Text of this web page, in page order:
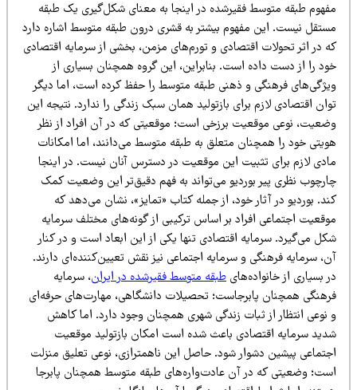
طبقه متوسط فقیرشده در اینجا به معنای شکل‌گیری یک طبقه
نیست. این مفهوم بیشتر به قشری درون طبقه متوسط اشاره دارد
در اثر تحولات اقتصادی و تورم‌های مزمن، بخشی از سرمایه اقتصادی
را از دست داده است. بنابراین، این گروه همچنان بسیاری از
فرهنگی و ذهنی طبقه متوسط را حفظ کرده است، اما دیگر
اقتصادی لازم برای بازتولید همان سبک زندگی را ندارد. نتیجه این
نوعی موقعیت برزخی است؛ موقعیتی که در آن افراد از نظر
خود را همچنان متعلق به طبقه متوسط می‌دانند، اما امکانات
لازم برای تثبیت این موقعیت در دسترس آنان نیست. در اینجا
نظری پیر بوردیو می‌تواند به فهم دقیق‌تر این وضعیت کمک
بوردیو در آثار خود، از جمله کتاب «تمایز»، نشان می‌دهد که
اجتماعی افراد بر اساس ترکیبی از گونه‌های مختلف سرمایه
می‌گیرد. سرمایه اقتصادی تنها یکی از این ابعاد است و در کنار
سرمایه فرهنگی و سرمایه اجتماعی نیز نقش تعیین‌کننده‌ای دارند.
بسیاری از خانواده‌هایطبقه متوسط فقیرشده در ایران، سرمایه
همچنان پابرجاست؛ تحصیلات دانشگاهی، مهارت‌های حرفه‌ای
نوعی انتظار از ثبات زندگی شهری همچنان وجود دارد. اما کاهش
سرمایه اقتصادی باعث شده است امکان بازتولید موقعیت
پیشین دشوار شود. حاصل این ناهمترازی، نوعی تعلیق منزلت
وضعیتی که در آن عادت‌واره‌های طبقه متوسط همچنان پابرجا